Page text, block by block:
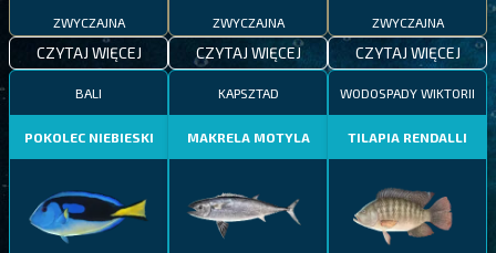
ZWYCZAJNA
CZYTAJ WIĘCEJ
ZWYCZAJNA
CZYTAJ WIĘCEJ
ZWYCZAJNA
CZYTAJ WIĘCEJ
BALI
POKOLEC NIEBIESKI
KAPSZTAD
MAKRELA MOTYLA
WODOSPADY WIKTORII
TILAPIA RENDALLI